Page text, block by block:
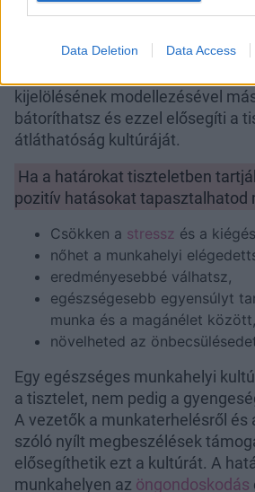
Data Deletion Data Access
hierarchikus
sebezhetőség és az
kijelölésének modellezésével
bátoríthatsz és ezzel elősegíti a
átláthatóság kultúráját.
Ha a határokat tiszteletben
pozitív hatásokat tapasztalhatod
Csökken a stressz és a
nőhet a munkahelyi
eredményesebbé válhatsz,
egészségesebb egyensúlyt
munka és a magánélet között,
növelheted az
Egy egészséges munkahelyi
a tisztelet, nem pedig a
A vezetők a munkaterhelésről és
szóló nyílt megbeszélések
elősegíthetik ezt a kultúrát. A
munkahelyen az öngondoskodás